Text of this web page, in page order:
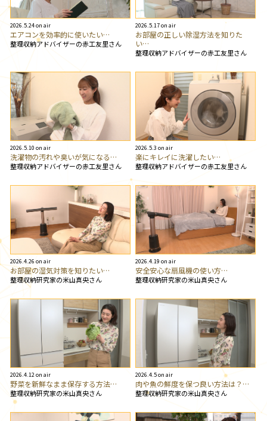
2026.5.24 on air
エアコンを効率的に使いたい…
整理収納アドバイザーの赤工友里さん
2026.5.17 on air
お部屋の正しい除湿方法を知りた
い…
整理収納アドバイザーの赤工友里さん
2026.5.10 on air
洗濯物の汚れや臭いが気になる…
整理収納アドバイザーの赤工友里さん
2026.5.3 on air
楽にキレイに洗濯したい…
整理収納アドバイザーの赤工友里さん
2026.4.26 on air
お部屋の湿気対策を知りたい…
整理収納研究家の米山真央さん
2026.4.19 on air
安全安心な扇風機の使い方…
整理収納研究家の米山真央さん
2026.4.12 on air
野菜を新鮮なまま保存する方法…
整理収納研究家の米山真央さん
2026.4.5 on air
肉や魚の鮮度を保つ良い方法は？…
整理収納研究家の米山真央さん